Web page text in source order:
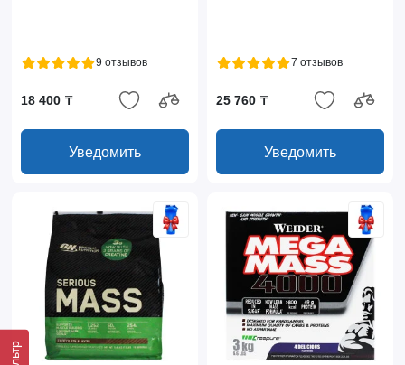
9 отзывов
18 400 ₸
Уведомить
7 отзывов
25 760 ₸
Уведомить